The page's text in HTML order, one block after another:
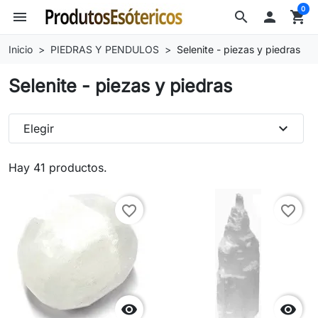
search
menu  shopping_cart
0
Inicio PIEDRAS Y PENDULOS Selenite - piezas y piedras
Selenite - piezas y piedras
Hay 41 productos.
Elegir expand_more

favorite_border

favorite_border